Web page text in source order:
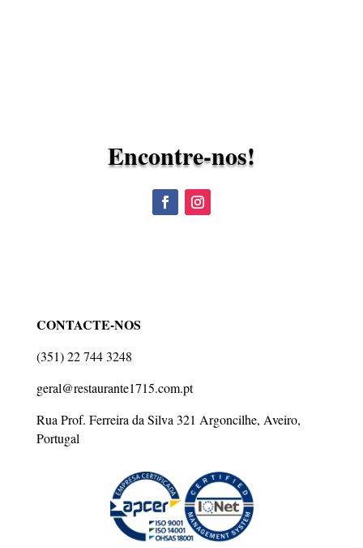
Encontre-nos!
CONTACTE-NOS
(351) 22 744 3248
geral@restaurante1715.com.pt
Rua Prof. Ferreira da Silva 321 Argoncilhe, Aveiro,
Portugal